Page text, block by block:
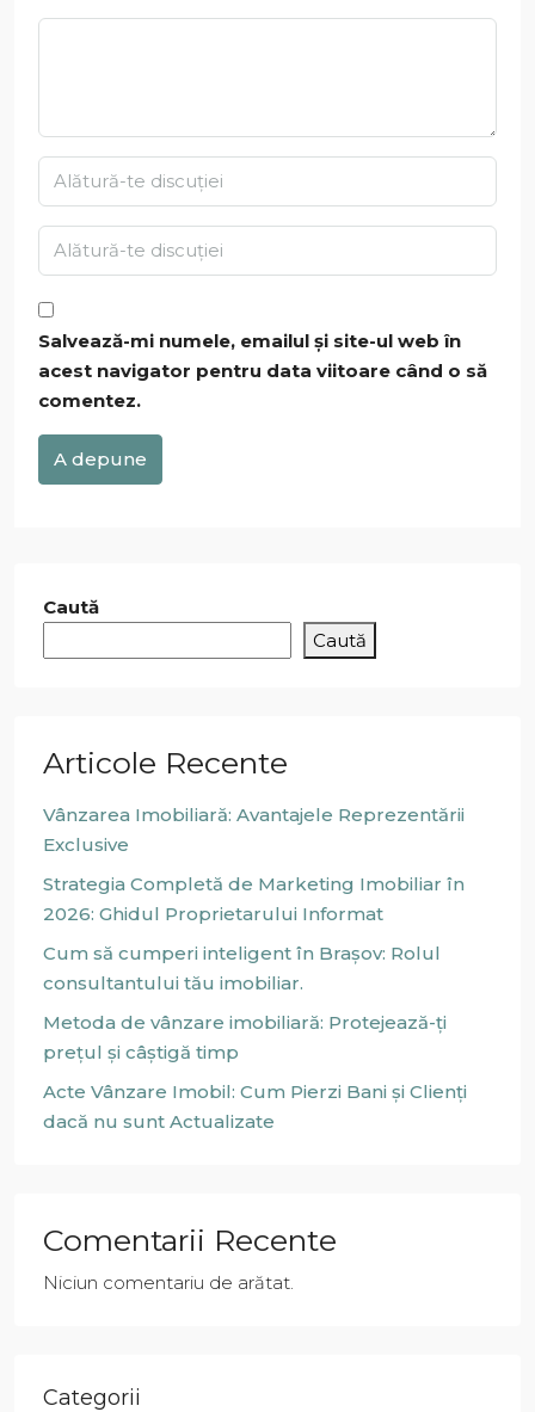
Salvează-mi numele, emailul și site-ul web în
acest navigator pentru data viitoare când o să
comentez.
A depune
Caută
Caută
Articole Recente
Vânzarea Imobiliară: Avantajele Reprezentării
Exclusive
Strategia Completă de Marketing Imobiliar în
2026: Ghidul Proprietarului Informat
Cum să cumperi inteligent în Brașov: Rolul
consultantului tău imobiliar.
Metoda de vânzare imobiliară: Protejează-ți
prețul și câștigă timp
Acte Vânzare Imobil: Cum Pierzi Bani și Clienți
dacă nu sunt Actualizate
Comentarii Recente
Niciun comentariu de arătat.
Categorii